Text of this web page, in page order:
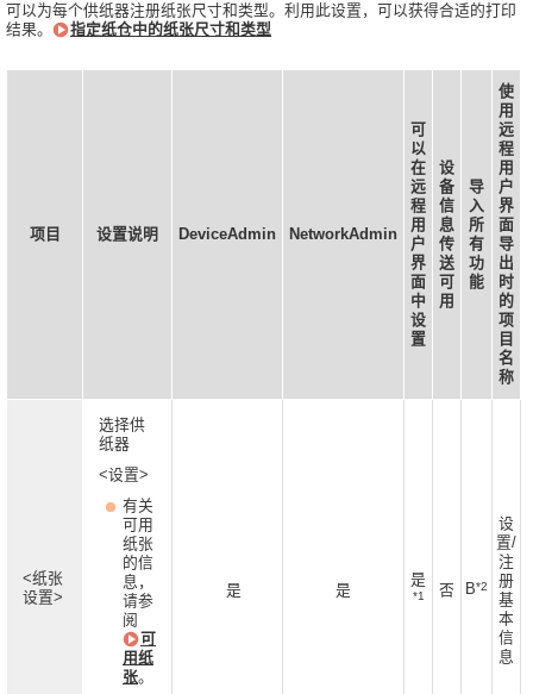
可以为每个供纸器注册纸张尺寸和类型。利用此设置，可以获得合适的打印
结果。
指定纸仓中的纸张尺寸和类型
项目 设置说明 DeviceAdmin NetworkAdmin
可
以
在
远
程
用
户
界
面
中
设
置
设
备
信
息
传
送
可
用
导
入
所
有
功
能
使
用
远
程
用
户
界
面
导
出
时
的
项
目
名
称
<纸张
设置>
选择供
纸器
<设置>
有关
可用
纸张
的信
息，
请参
阅
可
用纸
张。
是 是
是
*1 否 B*2
设
置/
注
册
基
本
信
息